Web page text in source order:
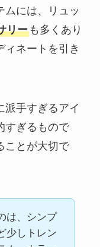
ムには、リュッ
リーも多くあり
ィネートを引き
派手すぎるアイ
すぎるもので
ことが大切で
は、シンプ
少しトレン